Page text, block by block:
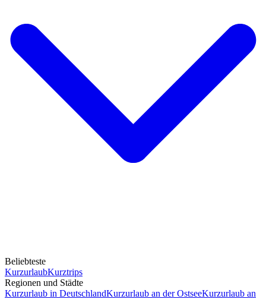
Beliebteste
KurzurlaubKurztrips
Regionen und Städte
Kurzurlaub in DeutschlandKurzurlaub an der OstseeKurzurlaub an